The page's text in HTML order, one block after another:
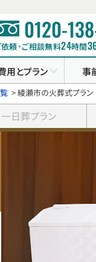
0120-
依頼･ご相談無料24時間
用とプラン 事
>綾瀬市の火葬式プラン
一日葬プラン